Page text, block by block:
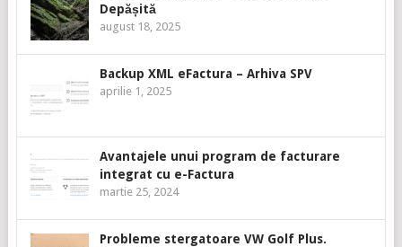
Depășită
august 18, 2025
Backup XML eFactura – Arhiva SPV
aprilie 1, 2025
Avantajele unui program de facturare
integrat cu e-Factura
martie 25, 2024
Probleme stergatoare VW Golf Plus.